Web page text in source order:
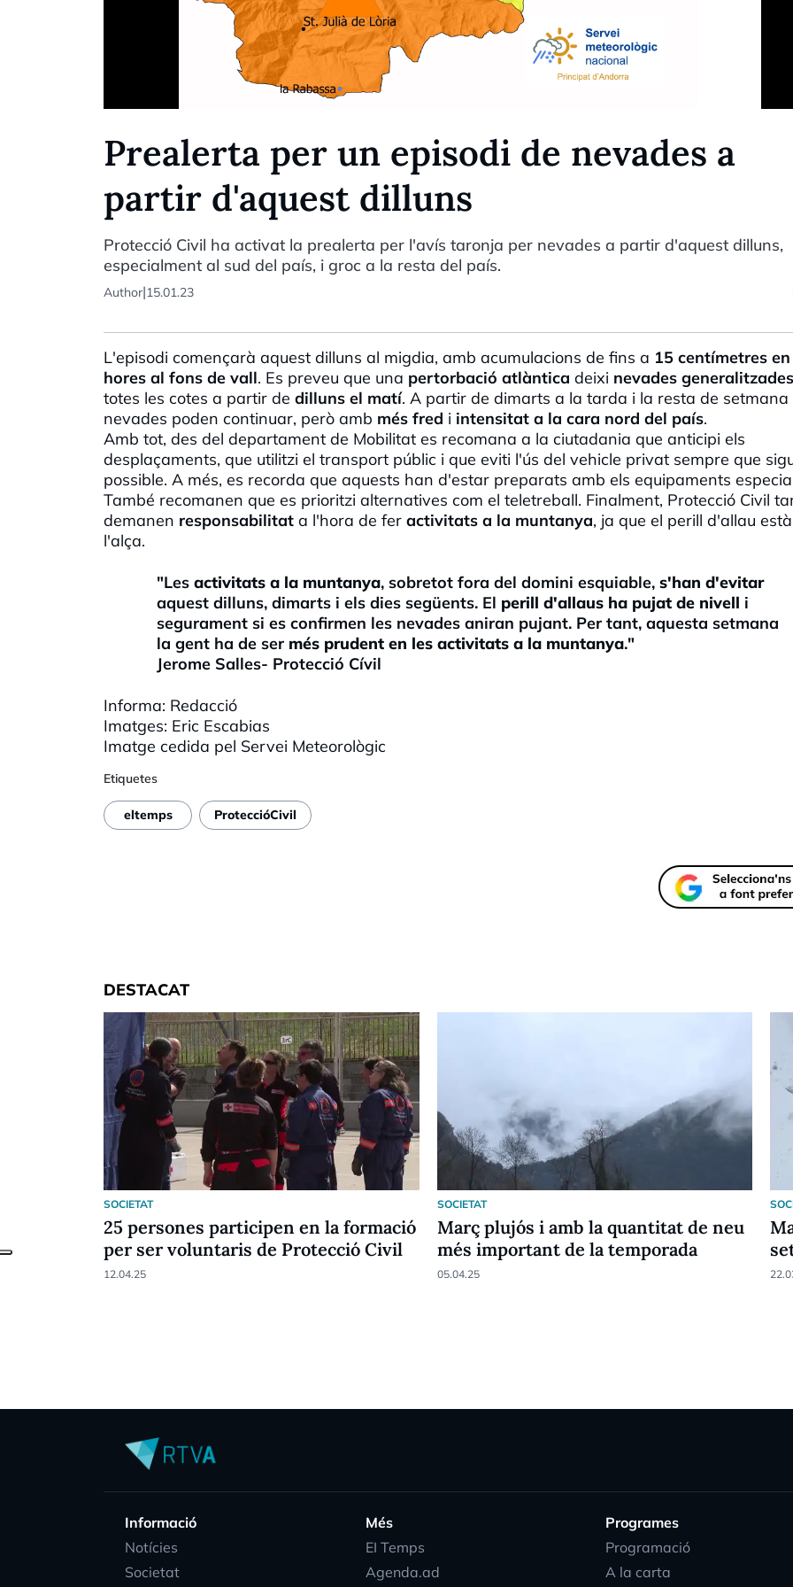
Prealerta per un episodi de nevades a
partir d'aquest dilluns
Protecció Civil ha activat la prealerta per l'avís taronja per nevades a partir d'aquest dilluns,
especialment al sud del país, i groc a la resta del país.
Author|15.01.23
L'episodi començarà aquest dilluns al migdia, amb acumulacions de fins a 15 centímetres
hores al fons de vall. Es preveu que una pertorbació atlàntica deixi nevades generalitzades
totes les cotes a partir de dilluns el matí. A partir de dimarts a la tarda i la resta de setmana
nevades poden continuar, però amb més fred i intensitat a la cara nord del país.
Amb tot, des del departament de Mobilitat es recomana a la ciutadania que anticipi els
desplaçaments, que utilitzi el transport públic i que eviti l'ús del vehicle privat sempre que
possible. A més, es recorda que aquests han d'estar preparats amb els equipaments
També recomanen que es prioritzi alternatives com el teletreball. Finalment, Protecció Civil
demanen responsabilitat a l'hora de fer activitats a la muntanya, ja que el perill d'allau
l'alça.
"Les activitats a la muntanya, sobretot fora del domini esquiable, s'han d'evitar
aquest dilluns, dimarts i els dies següents. El perill d'allaus ha pujat de nivell i
segurament si es confirmen les nevades aniran pujant. Per tant, aquesta setmana
la gent ha de ser més prudent en les activitats a la muntanya."
Jerome Salles- Protecció Cívil
Informa: Redacció
Imatges: Eric Escabias
Imatge cedida pel Servei Meteorològic
Etiquetes
eltemps ProteccióCivil
DESTACAT
SOCIETAT
25 persones participen en la formació
per ser voluntaris de Protecció Civil
12.04.25
SOCIETAT
Març plujós i amb la quantitat de neu
més important de la temporada
05.04.25
Informació
Notícies
Societat
Més
EI Temps
Agenda.ad
Programes
Programació
A la carta